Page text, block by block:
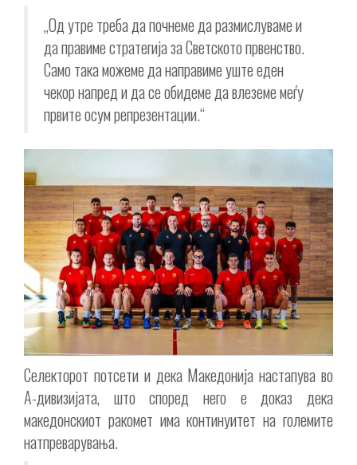
„Од утре треба да почнеме да размислуваме и
да правиме стратегија за Светското првенство.
Само така можеме да направиме уште еден
чекор напред и да се обидеме да влеземе меѓу
првите осум репрезентации.“
Селекторот потсети и дека Македонија настапува во
А-дивизијата, што според него е доказ дека
македонскиот ракомет има континуитет на големите
натпреварувања.